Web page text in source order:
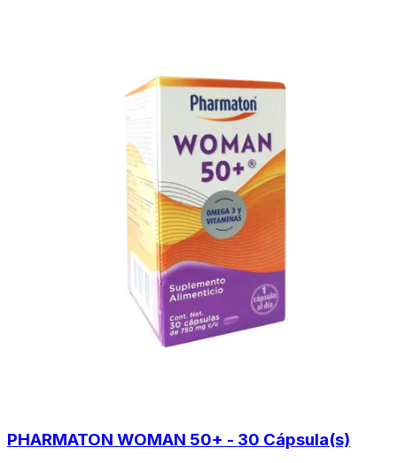
PHARMATON WOMAN 50+ - 30 Cápsula(s)